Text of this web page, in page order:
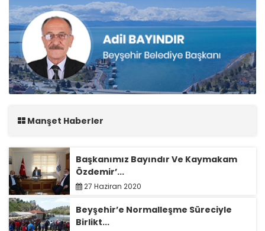
Manşet Haberler
Başkanımız Bayındır Ve Kaymakam
Özdemir’...
27 Haziran 2020
Beyşehir’e Normalleşme Süreciyle
Birlikt...